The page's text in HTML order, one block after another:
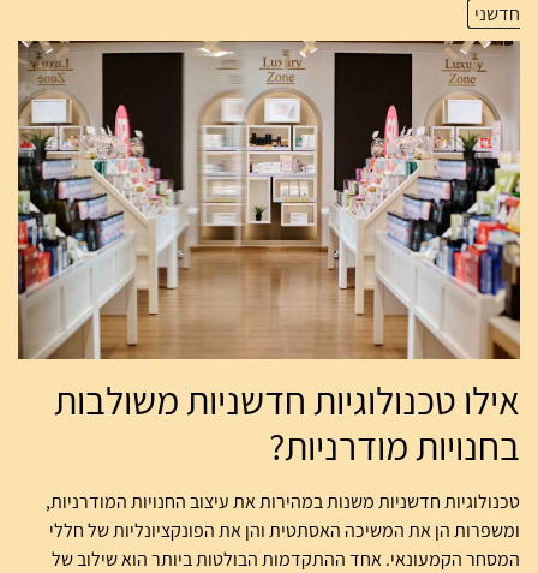
חדשני
אילו טכנולוגיות חדשניות משולבות
בחנויות מודרניות?
טכנולוגיות חדשניות משנות במהירות את עיצוב החנויות המודרניות,
ומשפרות הן את המשיכה האסתטית והן את הפונקציונליות של חללי
המסחר הקמעונאי. אחד ההתקדמות הבולטות ביותר הוא שילוב של